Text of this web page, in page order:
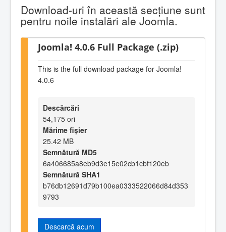
Download-uri în această secţiune sunt
pentru noile instalări ale Joomla.
Joomla! 4.0.6 Full Package (.zip)
This is the full download package for Joomla!
4.0.6
Descărcări
54,175 ori
Mărime fișier
25.42 MB
Semnătură MD5
6a406685a8eb9d3e15e02cb1cbf120eb
Semnătură SHA1
b76db12691d79b100ea0333522066d84d353
9793
Descarcă acum